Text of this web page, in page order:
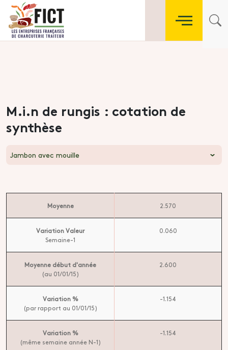
M.i.n de rungis : cotation de
synthèse
Jambon avec mouille
Moyenne 2.570
Variation Valeur
Semaine-1
0.060
Moyenne début d'année
(au 01/01/15)
2.600
Variation %
(par rapport au 01/01/15)
-1.154
Variation %
(même semaine année N-1)
-1.154